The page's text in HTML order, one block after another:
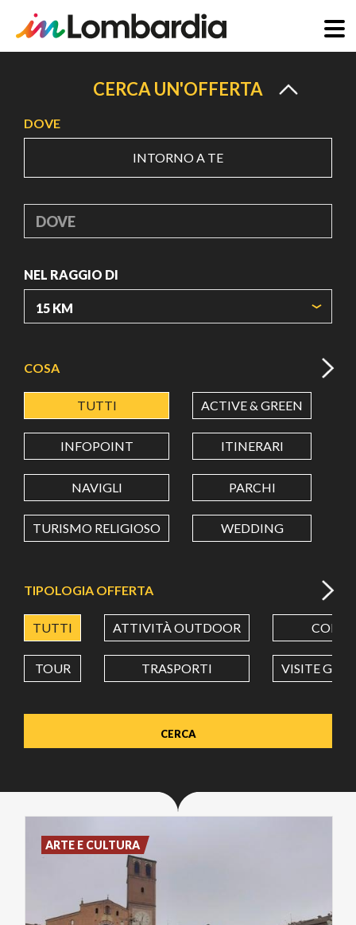
principale
CERCA UN'OFFERTA
DOVE
INTORNO A TE
DOVE
NEL RAGGIO DI
LATITUDINE
LONGITUDINE
Value in decimal degrees. Use dot (.) as decimal separator.
COSA
TUTTI ACTIVE & GREEN
INFOPOINT ITINERARI
NAVIGLI PARCHI
TURISMO RELIGIOSO WEDDING
TIPOLOGIA OFFERTA
TUTTI ATTIVITÀ OUTDOOR CORSI
TOUR TRASPORTI VISITE
ARTE E CULTURA